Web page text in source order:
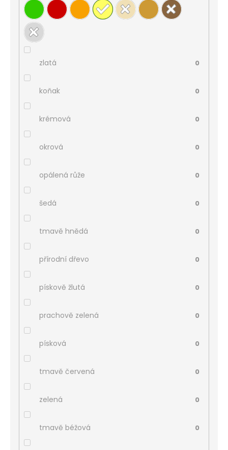
zlatá 0
koňak 0
krémová 0
okrová 0
opálená růže 0
šedá 0
tmavě hnědá 0
přírodní dřevo 0
pískově žlutá 0
prachově zelená 0
písková 0
tmavě červená 0
zelená 0
tmavě béžová 0